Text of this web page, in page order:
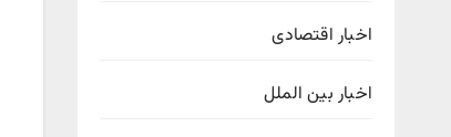
اخبار اقتصادی
اخبار بین الملل